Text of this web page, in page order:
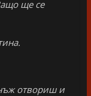
ще се
отвориш и